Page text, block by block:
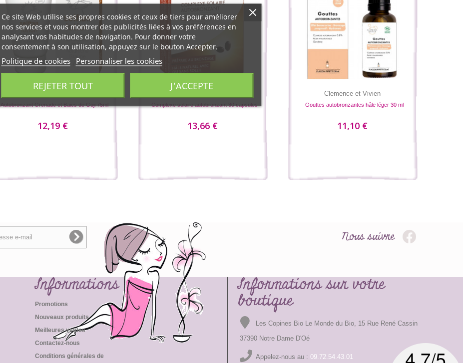
Autobronzant Grenade et Baies de Goji 75ml
12,19 €
Complexe solaire autobronzant 30 capsules
13,66 €
Clemence et Vivien
Gouttes autobronzantes hâle léger 30 ml
11,10 €
Ce site Web utilise ses propres cookies et ceux de tiers pour améliorer
nos services et vous montrer des publicités liées à vos préférences en
analysant vos habitudes de navigation. Pour donner votre
consentement à son utilisation, appuyez sur le bouton Accepter.
Politique de cookies Personnaliser les cookies
REJETER TOUT J'ACCEPTE
Nous suivre
Informations
Promotions
Nouveaux produits
Meilleures ventes
Contactez-nous
Conditions générales de
Informations sur votre
boutique
Les Copines Bio Le Monde du Bio, 15 Rue René Cassin
37390 Notre Dame D'Oé
Appelez-nous au : 09.72.54.43.01